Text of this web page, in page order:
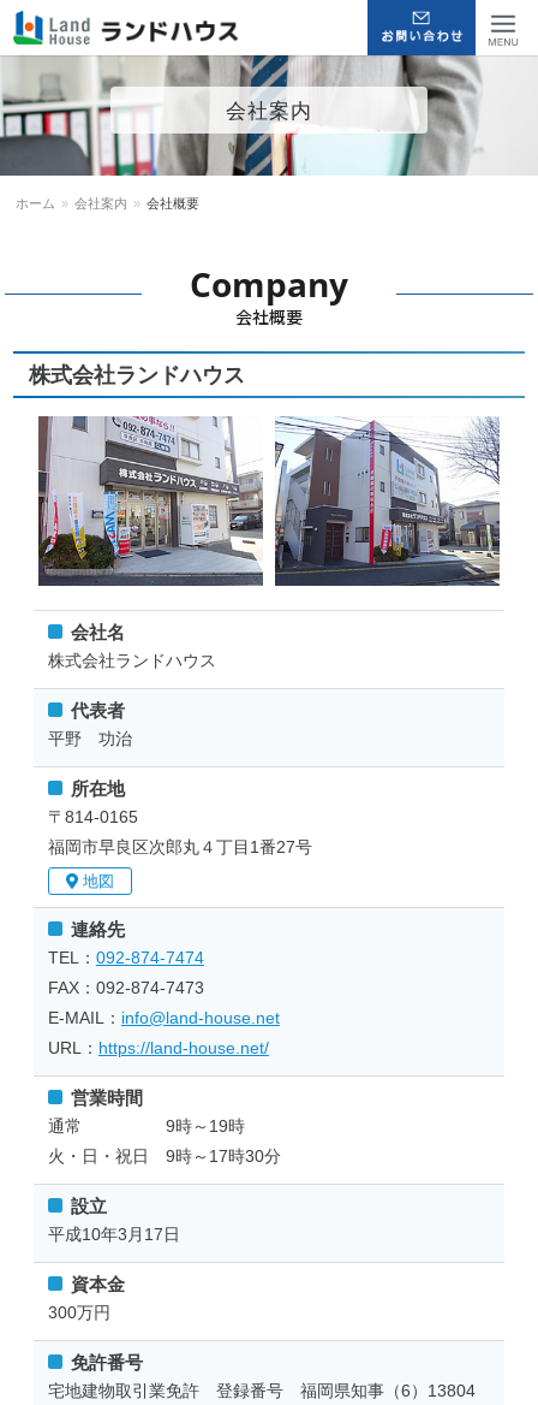
福岡早良区の賃貸物件・売買
物件 | ランドハウス
会社案内
ホーム » 会社案内 » 会社概要
Company
会社概要
株式会社ランドハウス
会社名
株式会社ランドハウス
代表者
平野 功治
所在地
〒814-0165
福岡市早良区次郎丸４丁目1番27号
地図
連絡先
TEL： 092-874-7474
FAX：092-874-7473
E-MAIL： info@land-house.net
URL： https://land-house.net/
営業時間
通常 9時～19時
火・日・祝日 9時～17時30分
設立
平成10年3月17日
資本金
300万円
免許番号
宅地建物取引業免許 登録番号 福岡県知事（6）13804